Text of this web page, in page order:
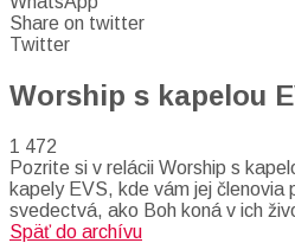
Share on twitter
Twitter
Worship s kapelou
1 472
Pozrite si v relácii Worship s
kapely EVS, kde vám jej členovia
svedectvá, ako Boh koná v ich
Späť do archívu